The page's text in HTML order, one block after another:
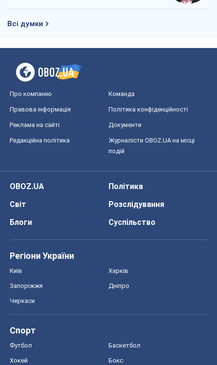
Всі думки
Про компанію Команда
Правова інформація Політика конфіденційності
Реклама на сайті Документи
Редакційна політика
Журналісти OBOZ.UA на місці
подій
OBOZ.UA
Політика
Світ
Розслідування
Блоги
Суспільство
Регіони України
Київ Харків
Запоріжжя Дніпро
Черкаси
Спорт
Футбол Баскетбол
Хокей Бокс